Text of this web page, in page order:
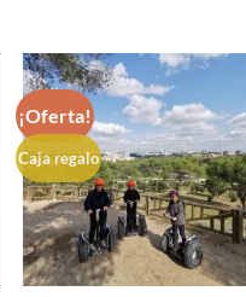
¡Oferta!
Caja regalo